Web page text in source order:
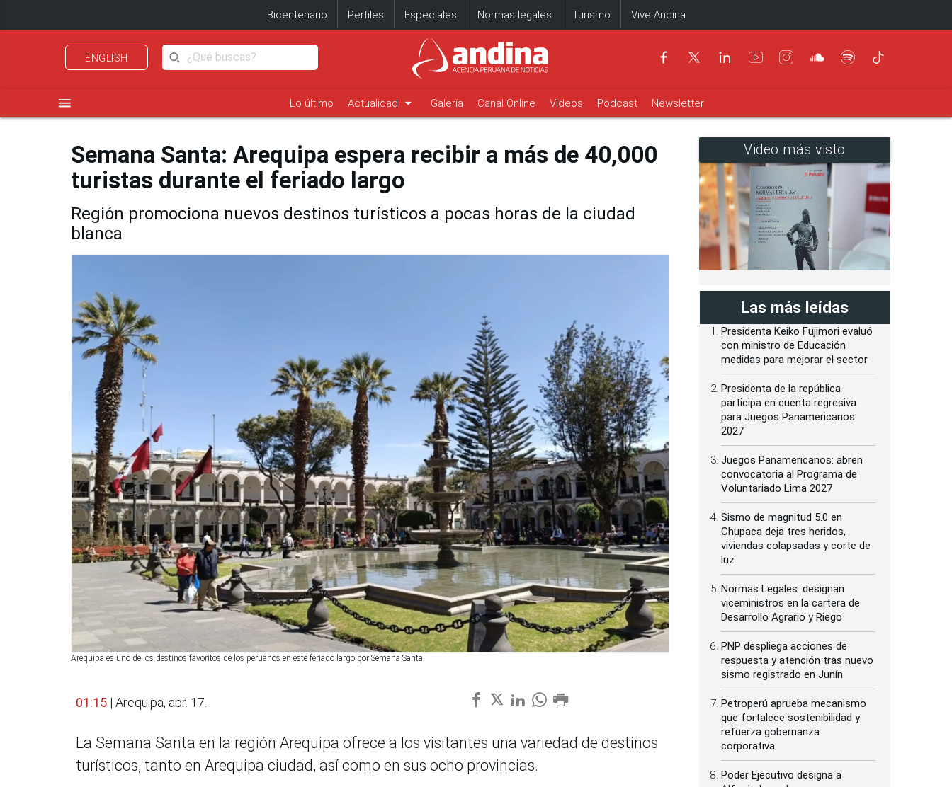
Bicentenario Perfiles Especiales Normas legales Turismo Vive Andina
ENGLISH
menu Lo último Actualidad arrow_drop_down Galería Canal Online Videos Podcast Newsletter
Semana Santa: Arequipa espera recibir a más de 40,000
turistas durante el feriado largo
Región promociona nuevos destinos turísticos a pocas horas de la ciudad
blanca
Arequipa es uno de los destinos favoritos de los peruanos en este feriado largo por Semana Santa.
01:15 | Arequipa, abr. 17.
La Semana Santa en la región Arequipa ofrece a los visitantes una variedad de destinos
turísticos, tanto en Arequipa ciudad, así como en sus ocho provincias.
Video más visto
Las más leídas
Presidenta Keiko Fujimori evaluó
con ministro de Educación
medidas para mejorar el sector
Presidenta de la república
participa en cuenta regresiva
para Juegos Panamericanos
2027
Juegos Panamericanos: abren
convocatoria al Programa de
Voluntariado Lima 2027
Sismo de magnitud 5.0 en
Chupaca deja tres heridos,
viviendas colapsadas y corte de
luz
Normas Legales: designan
viceministros en la cartera de
Desarrollo Agrario y Riego
PNP despliega acciones de
respuesta y atención tras nuevo
sismo registrado en Junín
Petroperú aprueba mecanismo
que fortalece sostenibilidad y
refuerza gobernanza
corporativa
Poder Ejecutivo designa a